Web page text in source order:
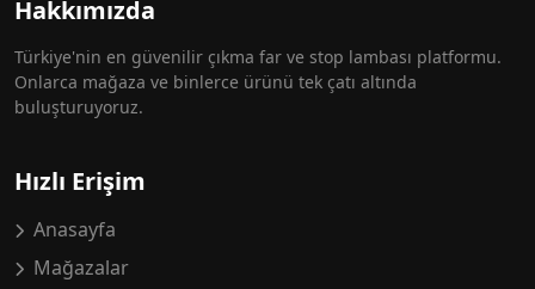
Hakkımızda
Türkiye'nin en güvenilir çıkma far ve stop lambası platformu.
Onlarca mağaza ve binlerce ürünü tek çatı altında
buluşturuyoruz.
Hızlı Erişim
Anasayfa
Mağazalar